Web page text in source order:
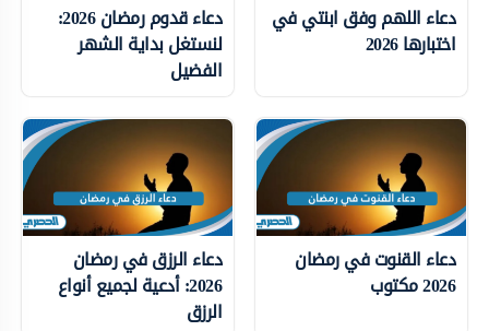
دعاء اللهم وفق ابنتي في
اختبارها 2026
دعاء قدوم رمضان 2026:
لنستغل بداية الشهر
الفضيل
دعاء القنوت في رمضان
2026 مكتوب
دعاء الرزق في رمضان
2026: أدعية لجميع أنواع
الرزق